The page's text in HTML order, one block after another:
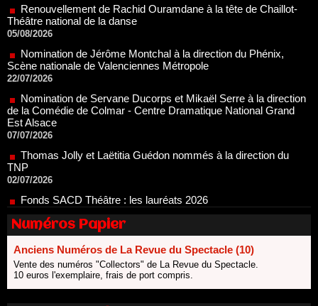
05/08/2026
Nomination de Jérôme Montchal à la direction du Phénix,
Scène nationale de Valenciennes Métropole
22/07/2026
Nomination de Servane Ducorps et Mikaël Serre à la direction
de la Comédie de Colmar - Centre Dramatique National Grand
Est Alsace
07/07/2026
Thomas Jolly et Laëtitia Guédon nommés à la direction du
TNP
02/07/2026
Fonds SACD Théâtre : les lauréats 2026
23/06/2026
Dispositif ARTCENA Écrire pour le cirque, les lauréats 2026 !
20/06/2026
Le palmarès des prix SACD 2026
18/06/2026
Les 10 lauréats du Fonds Grandes Formes Théâtre 2026
Numéros Papier
Anciens Numéros de La Revue du Spectacle (10)
Vente des numéros "Collectors" de La Revue du Spectacle.
10 euros l'exemplaire, frais de port compris.